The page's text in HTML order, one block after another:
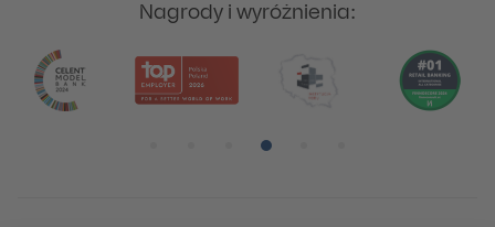
Nagrody i wyróżnienia: